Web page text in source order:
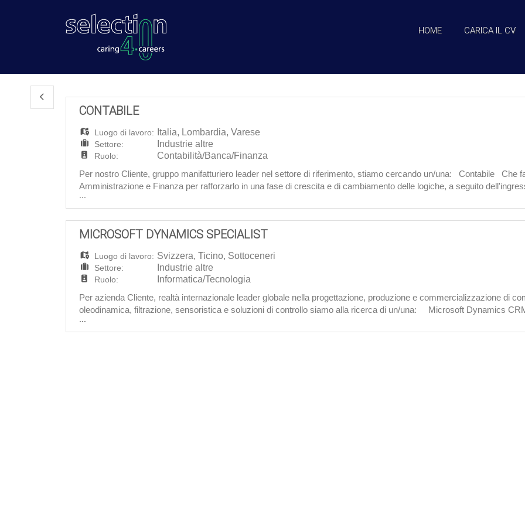
HOME CARICA IL CV
CONTABILE
Luogo di lavoro: Italia, Lombardia,Varese
Settore: Industrie altre
Ruolo:
Contabilità/Banca/Finanza
Per nostro Cliente, gruppo manifatturiero leader nel settore di riferimento, stiamo cercando un/una: Contabile Che
Amministrazione e Finanza per rafforzarlo in una fase di crescita e di cambiamento delle logiche, a seguito
società quotata. OBIETTIVO Il/la professionista che cerchi
MICROSOFT DYNAMICS SPECIALIST
Luogo di lavoro: Svizzera,Ticino, Sottoceneri
Settore: Industrie altre
Ruolo:
Informatica/Tecnologia
Per azienda Cliente, realtà internazionale leader globale nella progettazione, produzione e commercializzazione di
oleodinamica, filtrazione, sensoristica e soluzioni di controllo siamo alla ricerca di un/una: Microsoft Dynamics
Candidato, a diretto riporto dell'IT Manager, sarà il